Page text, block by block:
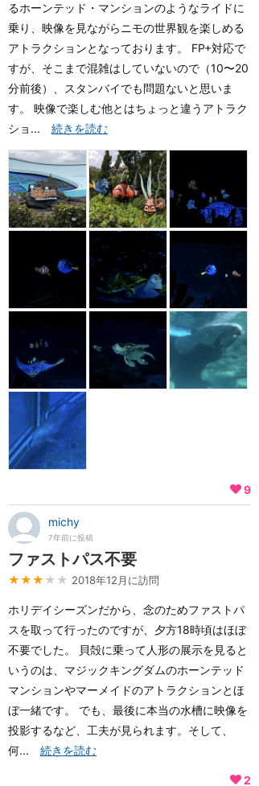
るホーンテッド・マンションのようなライドに
乗り、映像を見ながらニモの世界観を楽しめる
アトラクションとなっております。 FP+対応で
すが、そこまで混雑はしていないので（10〜20
分前後）、スタンバイでも問題ないと思いま
す。 映像で楽しむ他とはちょっと違うアトラク
ショ... 続きを読む
9
michy
7年前に投稿
ファストパス不要
★★★ ★★ 2018年12月に訪問
ホリデイシーズンだから、念のためファストパ
スを取って行ったのですが、夕方18時頃はほぼ
不要でした。 貝殻に乗って人形の展示を見ると
いうのは、マジックキングダムのホーンテッド
マンションやマーメイドのアトラクションとほ
ぼ一緒です。 でも、最後に本当の水槽に映像を
投影するなど、工夫が見られます。そして、
何... 続きを読む
2